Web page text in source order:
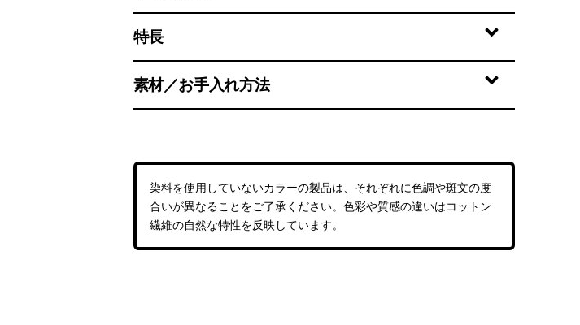
特長
素材／お手入れ方法
染料を使用していないカラーの製品は、それぞれに色調や斑文の度
合いが異なることをご了承ください。色彩や質感の違いはコットン
繊維の自然な特性を反映しています。